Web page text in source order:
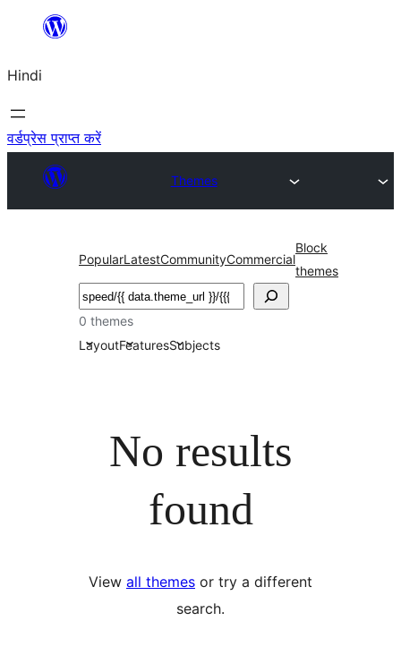
सामग्री
जाएं
Hindi
वर्डप्रेस प्राप्त करें
Themes
PopularLatestCommunityCommercial
Block
themes
खोजें
0 themes
LayoutFeaturesSubjects
No results
found
View all themes or try a different
search.